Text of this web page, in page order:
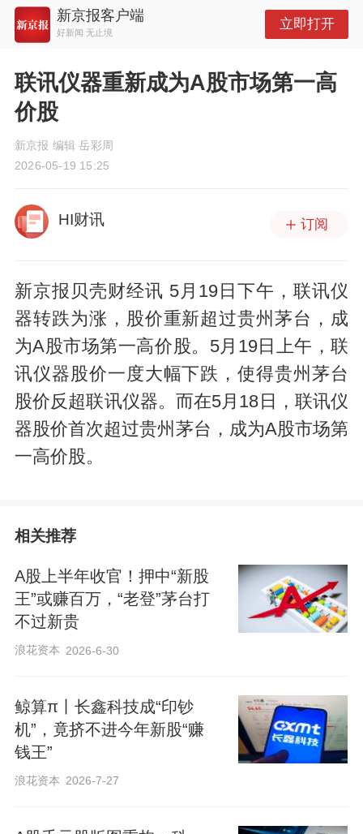
新京报客户端
好新闻 无止境
立即打开
联讯仪器重新成为A股市场第一高
价股
新京报 编辑 岳彩周
2026-05-19 15:25
HI财讯 订阅
新京报贝壳财经讯 5月19日下午，联讯仪
器转跌为涨，股价重新超过贵州茅台，成
为A股市场第一高价股。5月19日上午，联
讯仪器股价一度大幅下跌，使得贵州茅台
股价反超联讯仪器。而在5月18日，联讯仪
器股价首次超过贵州茅台，成为A股市场第
一高价股。
相关推荐
A股上半年收官！押中“新股
王”或赚百万，“老登”茅台打
不过新贵
浪花资本 2026-6-30
鲸算π丨长鑫科技成“印钞
机”，竟挤不进今年新股“赚
钱王”
浪花资本 2026-7-27